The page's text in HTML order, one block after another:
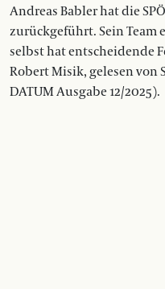
Andreas Babler hat die
zurückgeführt. Sein Team
selbst hat entscheidende
Robert Misik, gelesen von
DATUM Ausgabe 12/2025).